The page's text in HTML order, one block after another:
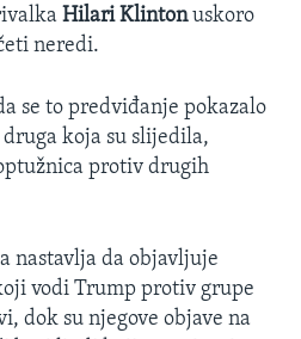
Hilari Klintonuskoro
neredi.
se to predviđanje pokazalo
koja su slijedila,
protiv drugih
nastavlja da objavljuje
vodi Trump protiv grupe
dok su njegove objave na